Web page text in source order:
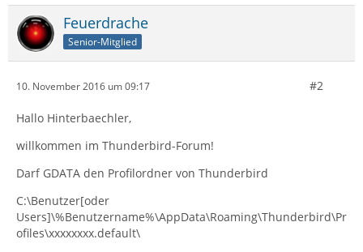
Feuerdrache
Senior-Mitglied
10. November 2016 um 09:17 #2
Hallo Hinterbaechler,
willkommen im Thunderbird-Forum!
Darf GDATA den Profilordner von Thunderbird
C:\Benutzer[oder
Users]\%Benutzername%\AppData\Roaming\Thunderbird\Pr
ofiles\xxxxxxxx.default\